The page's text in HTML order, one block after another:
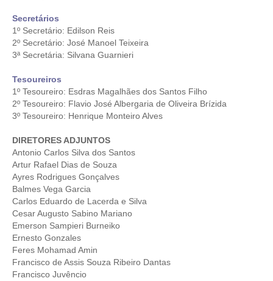
NÚCLEO DA MULHER ENGENHEIRA
TRANSPARÊNCIA
JURÍDICO
CONSULTORIA
ACORDOS, CONVENÇÕES E DISSÍDIOS
CONTRIBUIÇÕES
CONTRIBUIÇÃO ASSISTENCIAL
CONTRIBUIÇÃO ASSOCIATIVA OU ANUIDADE DE SÓCIO
Secretários
1º Secretário: Edilson Reis
2º Secretário: José Manoel Teixeira
3ª Secretária: Silvana Guarnieri
Tesoureiros
1º Tesoureiro: Esdras Magalhães dos Santos Filho
2º Tesoureiro: Flavio José Albergaria de Oliveira Brízida
3º Tesoureiro: Henrique Monteiro Alves
DIRETORES ADJUNTOS
Antonio Carlos Silva dos Santos
Artur Rafael Dias de Souza
Ayres Rodrigues Gonçalves
Balmes Vega Garcia
Carlos Eduardo de Lacerda e Silva
Cesar Augusto Sabino Mariano
Emerson Sampieri Burneiko
Ernesto Gonzales
Feres Mohamad Amin
Francisco de Assis Souza Ribeiro Dantas
Francisco Juvêncio